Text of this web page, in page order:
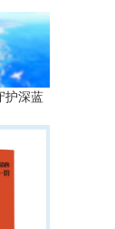
护深蓝